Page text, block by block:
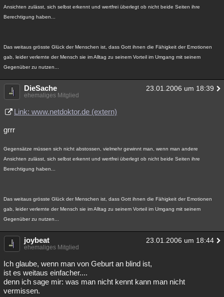
Ansichten zulässt, sich selbst erkennt und wertfrei überlegt ob nicht beide Seiten ihre
Berechtigung haben...
Das weitaus grösste Glück der Menschen ist, dass Gott ihnen die Fähigkeit der Emotionen
gab, leider verlernte der Mensch sie im Alltag zu seinem Vorteil im Umgang mit seinem
Gegenüber zu nutzen...
DieSache 23.01.2006 um 18:39
ehemaliges Mitglied
Link: www.netdoktor.de (extern)
grrr
Gegensätze müssen sich nicht abstossen, vielmehr gewinnt man, wenn man andere
Ansichten zulässt, sich selbst erkennt und wertfrei überlegt ob nicht beide Seiten ihre
Berechtigung haben...
Das weitaus grösste Glück der Menschen ist, dass Gott ihnen die Fähigkeit der Emotionen
gab, leider verlernte der Mensch sie im Alltag zu seinem Vorteil im Umgang mit seinem
Gegenüber zu nutzen...
joybeat 23.01.2006 um 18:44
ehemaliges Mitglied
Ich glaube, wenn man von Geburt an blind ist,
ist es weitaus einfacher....
denn ich sage mir: was man nicht kennt kann man nicht
vermissen.